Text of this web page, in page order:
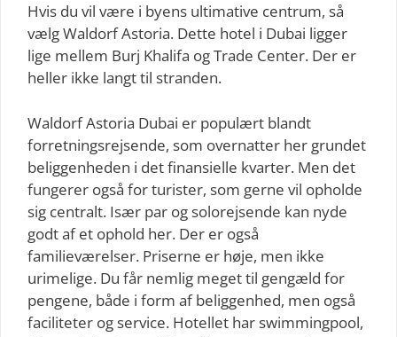
Hvis du vil være i byens ultimative centrum, så
vælg Waldorf Astoria. Dette hotel i Dubai ligger
lige mellem Burj Khalifa og Trade Center. Der er
heller ikke langt til stranden.
Waldorf Astoria Dubai er populært blandt
forretningsrejsende, som overnatter her grundet
beliggenheden i det finansielle kvarter. Men det
fungerer også for turister, som gerne vil opholde
sig centralt. Især par og solorejsende kan nyde
godt af et ophold her. Der er også
familieværelser. Priserne er høje, men ikke
urimelige. Du får nemlig meget til gengæld for
pengene, både i form af beliggenhed, men også
faciliteter og service. Hotellet har swimmingpool,